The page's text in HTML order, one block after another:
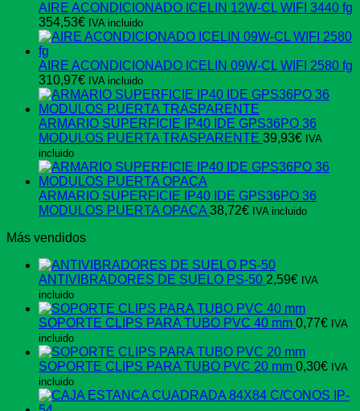
AIRE ACONDICIONADO ICELIN 12W-CL WIFI 3440 fg
354,53€ IVA incluido
AIRE ACONDICIONADO ICELIN 09W-CL WIFI 2580 fg
310,97€ IVA incluido
ARMARIO SUPERFICIE IP40 IDE GPS36PO 36
MODULOS PUERTA TRASPARENTE 39,93€ IVA
incluido
ARMARIO SUPERFICIE IP40 IDE GPS36PO 36
MODULOS PUERTA OPACA 38,72€ IVA incluido
Más vendidos
ANTIVIBRADORES DE SUELO PS-50 2,59€ IVA
incluido
SOPORTE CLIPS PARA TUBO PVC 40 mm 0,77€ IVA
incluido
SOPORTE CLIPS PARA TUBO PVC 20 mm 0,30€ IVA
incluido